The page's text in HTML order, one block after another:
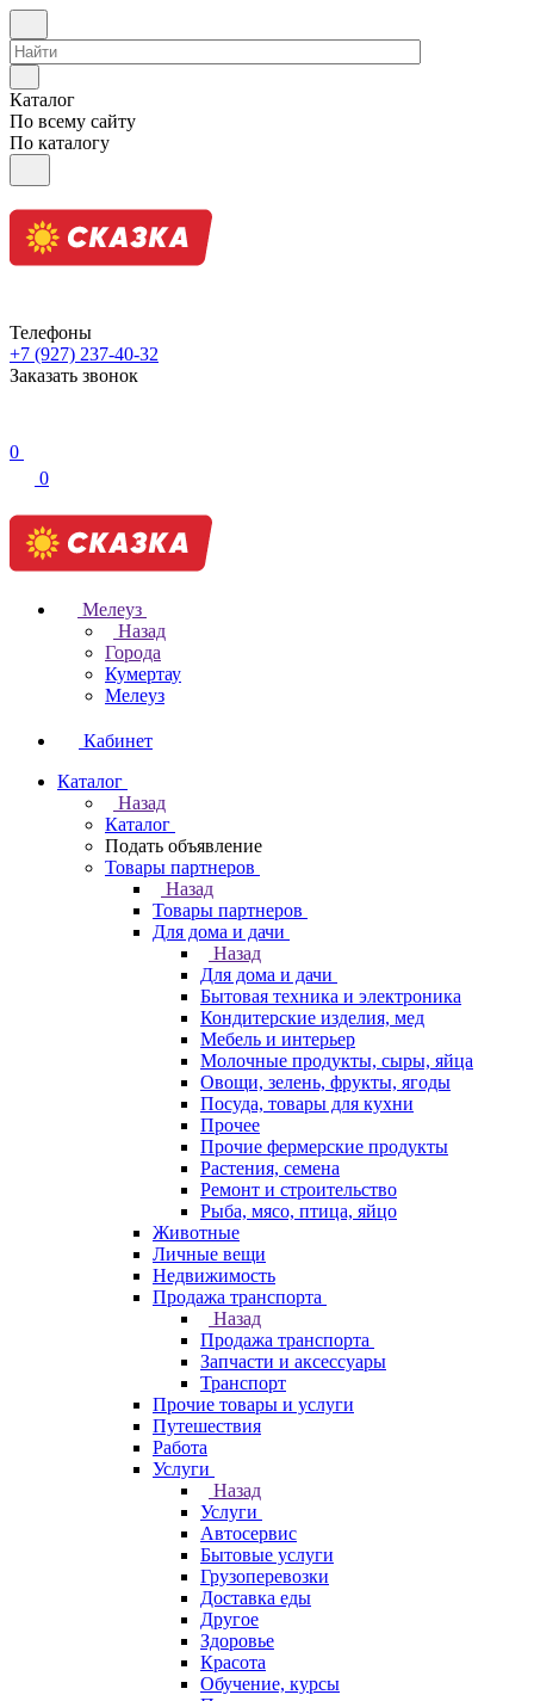
Каталог
По всему сайту
По каталогу
Телефоны
+7 (927) 237-40-32
Заказать звонок
0
0
Мелеуз
Назад
Города
Кумертау
Мелеуз
Кабинет
Каталог
Назад
Каталог
Подать объявление
Товары партнеров
Назад
Товары партнеров
Для дома и дачи
Назад
Для дома и дачи
Бытовая техника и электроника
Кондитерские изделия, мед
Мебель и интерьер
Молочные продукты, сыры, яйца
Овощи, зелень, фрукты, ягоды
Посуда, товары для кухни
Прочее
Прочие фермерские продукты
Растения, семена
Ремонт и строительство
Рыба, мясо, птица, яйцо
Животные
Личные вещи
Недвижимость
Продажа транспорта
Назад
Продажа транспорта
Запчасти и аксессуары
Транспорт
Прочие товары и услуги
Путешествия
Работа
Услуги
Назад
Услуги
Автосервис
Бытовые услуги
Грузоперевозки
Доставка еды
Другое
Здоровье
Красота
Обучение, курсы